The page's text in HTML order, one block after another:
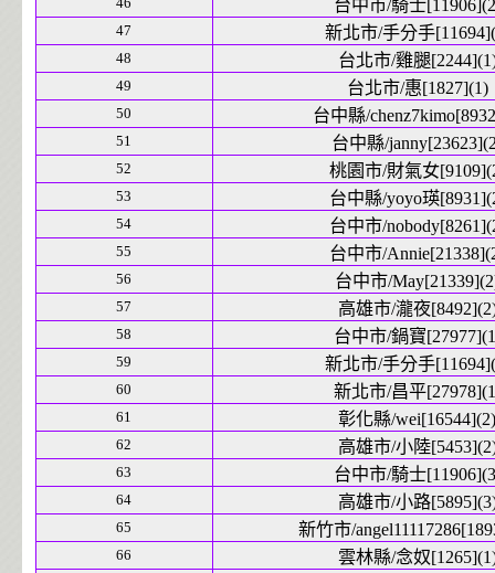
台中市/騎士
47 新北市/手分手
48 台北市/雞腿
49 台北市/惠[1827](1)
50 台中縣/
51 台中縣/
52 桃園市/財氣女
53 台中縣/yoyo瑛
54 台中市/
55 台中市/
56 台中市/
57 高雄市/瀧夜
58 台中市/鍋寶
59 新北市/手分手
60 新北市/昌平
61 彰化縣/wei[16544](2)
62 高雄市/小陸
63 台中市/騎士
64 高雄市/小路
65 新竹市/
66 雲林縣/念奴